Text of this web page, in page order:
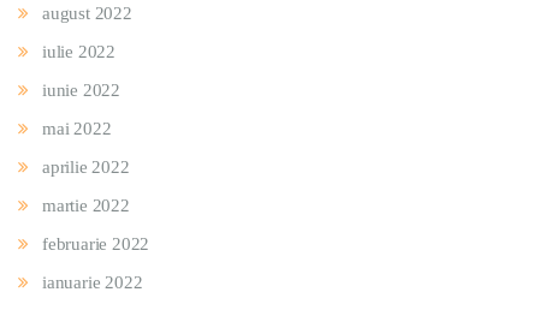
august 2022
iulie 2022
iunie 2022
mai 2022
aprilie 2022
martie 2022
februarie 2022
ianuarie 2022